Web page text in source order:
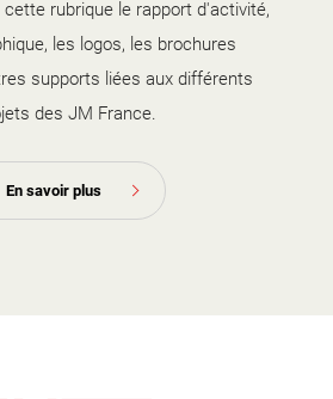
rubrique le rapport d'activité,
les logos, les brochures
supports liées aux différents
des JM France.
En savoir plus